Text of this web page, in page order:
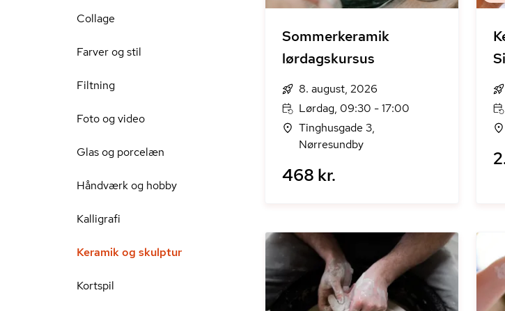
Collage
Farver og stil
Filtning
Foto og video
Glas og porcelæn
Håndværk og hobby
Kalligrafi
Keramik og skulptur
Kortspil
Sommerkeramik
lørdagskursus
8. august, 2026
Lørdag, 09:30 - 17:00
Tinghusgade 3,
Nørresundby
468 kr.